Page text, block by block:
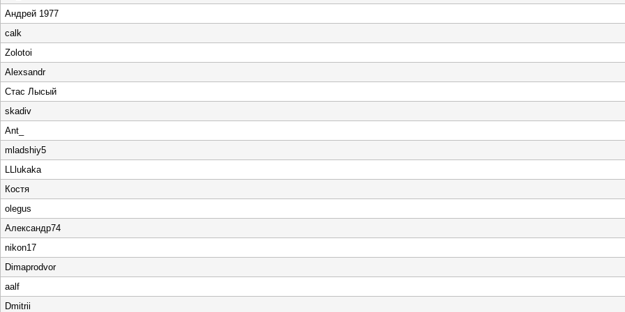
Андрей 1977
calk
Zolotoi
Alexsandr
Стас Лысый
skadiv
Ant_
mladshiy5
LLlukaka
Костя
olegus
Александр74
nikon17
Dimaprodvor
aalf
Dmitrii